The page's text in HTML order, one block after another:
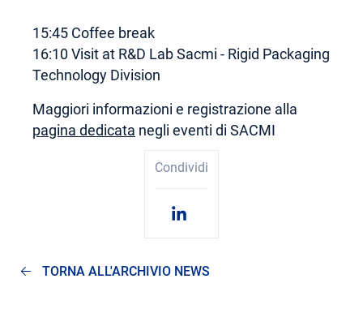
15:45 Coffee break
16:10 Visit at R&D Lab Sacmi - Rigid Packaging
Technology Division
Maggiori informazioni e registrazione alla
pagina dedicata negli eventi di SACMI
Condividi
TORNA ALL'ARCHIVIO NEWS